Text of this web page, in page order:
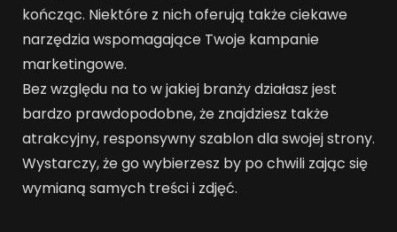
kończąc. Niektóre z nich oferują także ciekawe
narzędzia wspomagające Twoje kampanie
marketingowe.
Bez względu na to w jakiej branży działasz jest
bardzo prawdopodobne, że znajdziesz także
atrakcyjny, responsywny szablon dla swojej strony.
Wystarczy, że go wybierzesz by po chwili zając się
wymianą samych treści i zdjęć.